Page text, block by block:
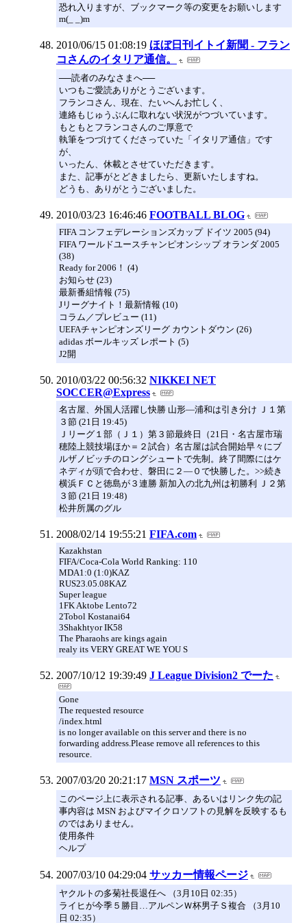
恐れ入りますが、ブックマーク等の変更をお願いします
m(_ _)m
2010/06/15 01:08:19 ほぼ日刊イトイ新聞 - フラン
コさんのイタリア通信。
──読者のみなさまへ──
いつもご愛読ありがとうございます。
フランコさん、現在、たいへんお忙しく、
連絡もじゅうぶんに取れない状況がつづいています。
もともとフランコさんのご厚意で
執筆をつづけてくださっていた「イタリア通信」です
が、
いったん、休載とさせていただきます。
また、記事がとどきましたら、更新いたしますね。
どうも、ありがとうございました。
2010/03/23 16:46:46 FOOTBALL BLOG
FIFA コンフェデレーションズカップ ドイツ 2005 (94)
FIFA ワールドユースチャンピオンシップ オランダ 2005
(38)
Ready for 2006！ (4)
お知らせ (23)
最新番組情報 (75)
Jリーグナイト！最新情報 (10)
コラム／プレビュー (11)
UEFAチャンピオンズリーグ カウントダウン (26)
adidas ボールキッズ レポート (5)
J2開
2010/03/22 00:56:32 NIKKEI NET
SOCCER@Express
名古屋、外国人活躍し快勝 山形―浦和は引き分け Ｊ１第
３節 (21日 19:45)
Ｊリーグ１部（Ｊ１）第３節最終日（21日・名古屋市瑞
穂陸上競技場ほか＝２試合）名古屋は試合開始早々にブ
ルザノビッチのロングシュートで先制。終了間際にはケ
ネディが頭で合わせ、磐田に２―０で快勝した。>>続き
横浜ＦＣと徳島が３連勝 新加入の北九州は初勝利 Ｊ２第
３節 (21日 19:48)
松井所属のグル
2008/02/14 19:55:21 FIFA.com
Kazakhstan
FIFA/Coca-Cola World Ranking: 110
MDA1:0 (1:0)KAZ
RUS23.05.08KAZ
Super league
1FK Aktobe Lento72
2Tobol Kostanai64
3Shakhtyor IK58
The Pharaohs are kings again
realy its VERY GREAT WE YOU S
2007/10/12 19:39:49 J League Division2 でーた
Gone
The requested resource
/index.html
is no longer available on this server and there is no
forwarding address.Please remove all references to this
resource.
2007/03/20 20:21:17 MSN スポーツ
このページ上に表示される記事、あるいはリンク先の記
事内容は MSN およびマイクロソフトの見解を反映するも
のではありません。
使用条件
ヘルプ
2007/03/10 04:29:04 サッカー情報ページ
ヤクルトの多菊社長退任へ （3月10日 02:35）
ライヒが今季５勝目…アルペンＷ杯男子Ｓ複合 （3月10
日 02:35）